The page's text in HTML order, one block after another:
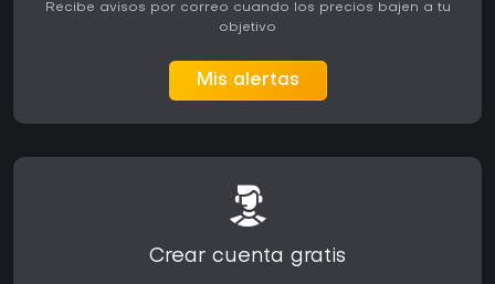
Recibe avisos por correo cuando los precios bajen a tu
objetivo
Mis alertas
Crear cuenta gratis